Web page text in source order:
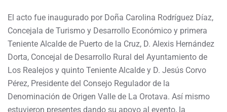
El acto fue inaugurado por Doña Carolina Rodríguez Díaz,
Concejala de Turismo y Desarrollo Económico y primera
Teniente Alcalde de Puerto de la Cruz, D. Alexis Hernández
Dorta, Concejal de Desarrollo Rural del Ayuntamiento de
Los Realejos y quinto Teniente Alcalde y D. Jesús Corvo
Pérez, Presidente del Consejo Regulador de la
Denominación de Origen Valle de La Orotava. Así mismo
estuvieron presentes dando su apoyo al evento, la